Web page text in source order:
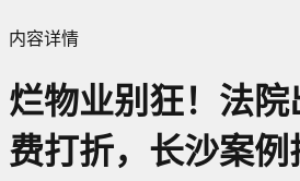
内容详情
烂物业别狂！法
费打折，长沙案